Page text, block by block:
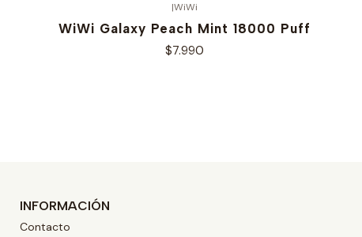
|WiWi
WiWi Galaxy Peach Mint 18000 Puff
$7.990
INFORMACIÓN
Contacto